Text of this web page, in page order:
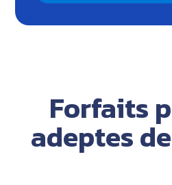
Forfaits
adeptes